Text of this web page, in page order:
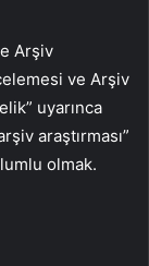
Arşiv
ve Arşiv
uyarınca
araştırması”
olmak.